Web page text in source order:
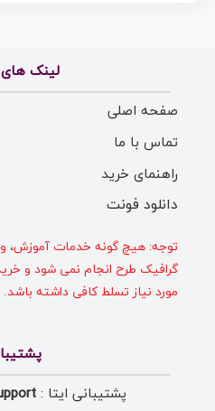
لینک
صفحه اصلی
تماس با ما
راهنمای خرید
دانلود فونت
توجه: هیچ گونه خدمات آموزش،
گرافیک طرح انجام نمی شود و
مورد نیاز تسلط کافی داشته باشد.
پشتیبانی ایتا :